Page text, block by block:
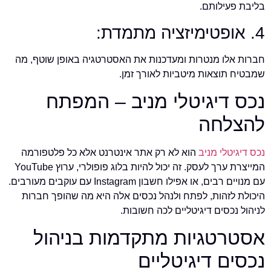
בליבת פעילותם.
4. אופטימיזציה מתמדת:
חברות אלו מנטרות ומעדכנות את האסטרטגיה באופן שוטף, מה
שמבטיח תוצאות מיטביות לאורך זמן.
נכס דיגיטלי מניב – המפתח
להצלחה
נכס דיגיטלי מניב הוא לא רק אתר אינטרנט אלא כל פלטפורמה
המייצרת ערך לעסק. זה יכול להיות בלוג פופולרי, ערוץ YouTube
עם מנויים רבים, או אפילו חשבון Instagram עם עוקבים מעורבים.
היכולת לזהות, לפתח ולנהל נכסים אלה היא מה שהופך חברות
לניהול נכסים דיגיטליים לכה חשובות.
אסטרטגיות מתקדמות בניהול
נכסים דיגיטליים